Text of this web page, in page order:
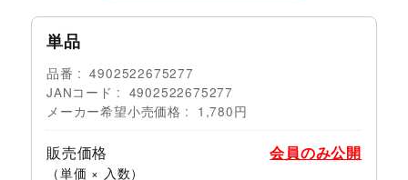
単品
品番
4902522675277
JANコード
4902522675277
メーカー希望小売価格
1,780円
販売価格
（単価 × 入数）
会員のみ公開